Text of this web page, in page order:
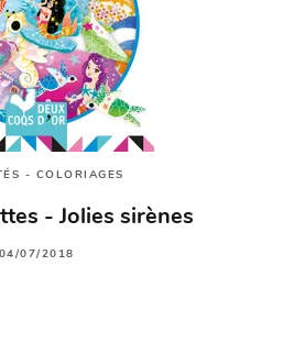
- COLORIAGES
- Jolies sirènes
04/07/2018